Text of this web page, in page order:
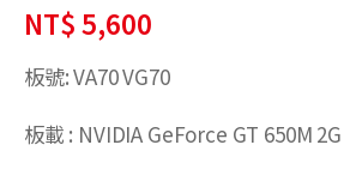
NT$5,600
板號: VA70 VG70
板載 : NVIDIA GeForce GT 650M 2G